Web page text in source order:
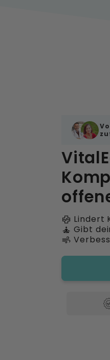
health_metrics Lindert
self_improvement Gibt
air